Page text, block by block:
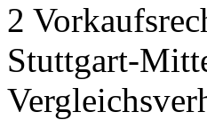
2
Stuttgart-